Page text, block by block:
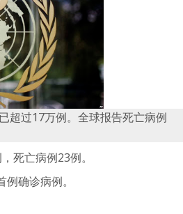
超过17万例。全球报告死亡病例
死亡病例23例。
确诊病例。